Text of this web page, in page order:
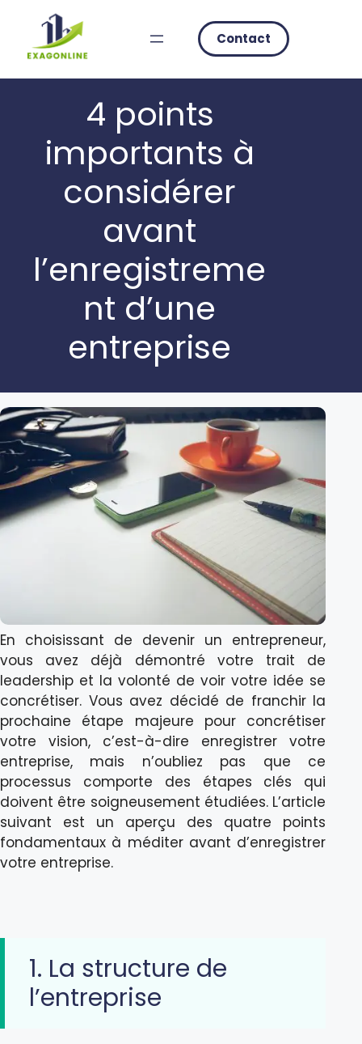
content
Contact
4 points
importants à
considérer
avant
l’enregistreme
nt d’une
entreprise
En choisissant de devenir un entrepreneur,
vous avez déjà démontré votre trait de
leadership et la volonté de voir votre idée se
concrétiser. Vous avez décidé de franchir la
prochaine étape majeure pour concrétiser
votre vision, c’est-à-dire enregistrer votre
entreprise, mais n’oubliez pas que ce
processus comporte des étapes clés qui
doivent être soigneusement étudiées. L’article
suivant est un aperçu des quatre points
fondamentaux à méditer avant d’enregistrer
votre entreprise.
1. La structure de
l’entreprise